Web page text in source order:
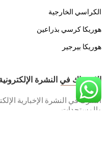
الكراسي الخارجية
هوريكا كرسي بذراعين
هوريكا بيرجير
الاشتراك في النشرة
اشترك في النشرة الإخبارية
والمستجدات.